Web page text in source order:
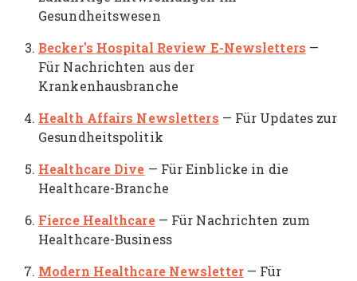
Gesundheitswesen
Becker's Hospital Review E-Newsletters —
Für Nachrichten aus der
Krankenhausbranche
Health Affairs Newsletters — Für Updates zur
Gesundheitspolitik
Healthcare Dive — Für Einblicke in die
Healthcare-Branche
Fierce Healthcare— Für Nachrichten zum
Healthcare-Business
Modern Healthcare Newsletter— Für